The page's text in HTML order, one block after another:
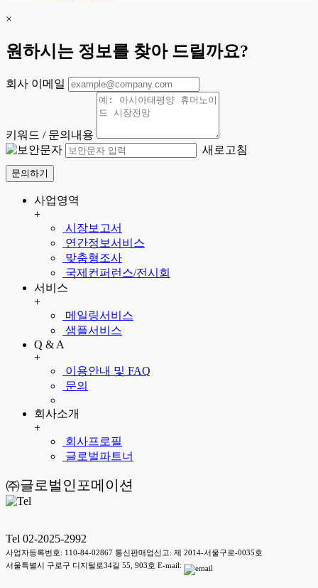
×
원하시는 정보를 찾아 드릴까요?
회사 이메일
키워드 / 문의내용
새로고침
문의하기
사업영역
+
시장보고서
연간정보서비스
맞춤형조사
국제컨퍼런스/전시회
서비스
+
메일링서비스
샘플서비스
Q & A
+
이용안내 및 FAQ
문의
회사소개
+
회사프로필
글로벌파트너
㈜글로벌인포메이션
Tel 02-2025-2992
사업자등록번호: 110-84-02867 통신판매업신고: 제 2014-서울구로-0035호
서울특별시 구로구 디지털로34길 55, 903호 E-mail: